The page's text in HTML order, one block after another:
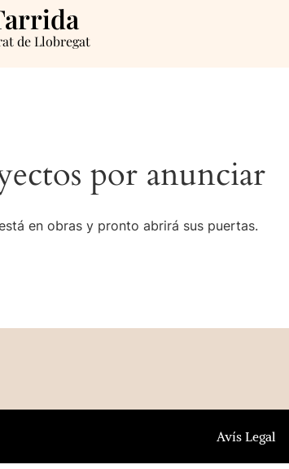
de Llobregat
por anunciar
en obras y pronto abrirá sus puertas.
Avís Legal